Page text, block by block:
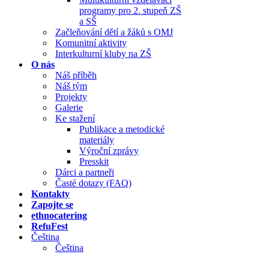
programy pro 2. stupeň ZŠ
a SŠ
Začleňování dětí a žáků s OMJ
Komunitní aktivity
Interkulturní kluby na ZŠ
O nás
Náš příběh
Náš tým
Projekty
Galerie
Ke stažení
Publikace a metodické
materiály
Výroční zprávy
Presskit
Dárci a partneři
Časté dotazy (FAQ)
Kontakty
Zapojte se
ethnocatering
RefuFest
Čeština
Čeština